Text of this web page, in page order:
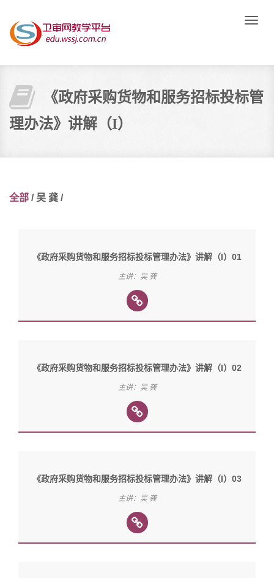
Toggle
《政府采购货物和服务招标投标管
理办法》讲解（I）
全部 / 吴 龚 /
《政府采购货物和服务招标投标管理办法》讲解（I）01
主讲：吴 龚
《政府采购货物和服务招标投标管理办法》讲解（I）02
主讲：吴 龚
《政府采购货物和服务招标投标管理办法》讲解（I）03
主讲：吴 龚